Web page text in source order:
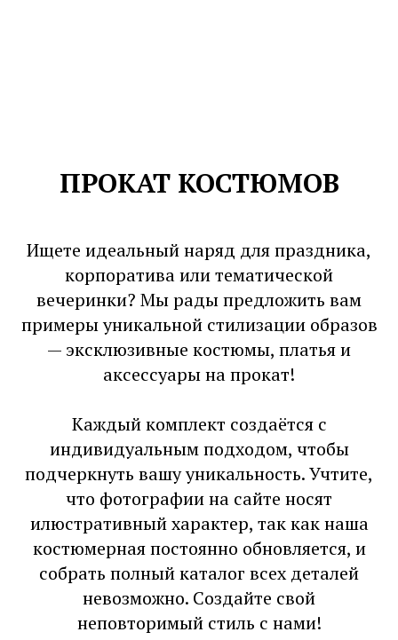
ПРОКАТ КОСТЮМОВ
Ищете идеальный наряд для праздника,
корпоратива или тематической
вечеринки? Мы рады предложить вам
примеры уникальной стилизации образов
— эксклюзивные костюмы, платья и
аксессуары на прокат!
Каждый комплект создаётся с
индивидуальным подходом, чтобы
подчеркнуть вашу уникальность. Учтите,
что фотографии на сайте носят
илюстративный характер, так как наша
костюмерная постоянно обновляется, и
собрать полный каталог всех деталей
невозможно. Создайте свой
неповторимый стиль с нами!